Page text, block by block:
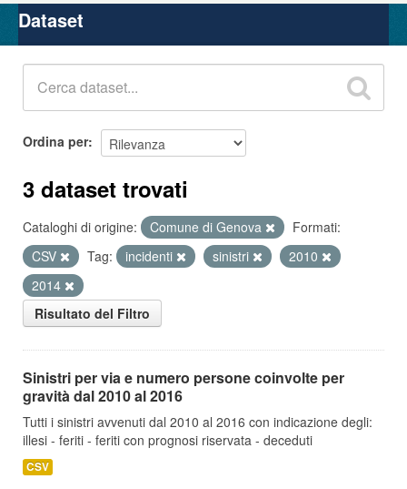
Organizzazioni
Gruppi
Dataset
Ordina per
3 dataset trovati
Cataloghi di origine: Comune di Genova
Formati:
CSV
Tag: incidenti sinistri
2010
2014
Risultato del Filtro
Sinistri per via e numero persone coinvolte per
gravità dal 2010 al 2016
Tutti i sinistri avvenuti dal 2010 al 2016 con indicazione degli:
illesi - feriti - feriti con prognosi riservata - deceduti
CSV